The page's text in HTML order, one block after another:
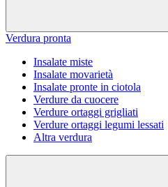
Verdura pronta
Insalate miste
Insalate movarietà
Insalate pronte in ciotola
Verdure da cuocere
Verdure ortaggi grigliati
Verdure ortaggi legumi lessati
Altra verdura